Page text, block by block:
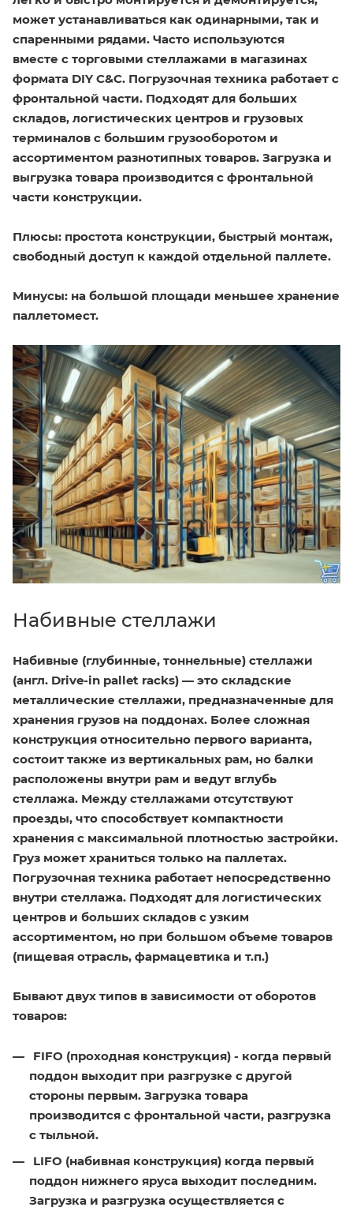
может устанавливаться как одинарными, так и
спаренными рядами. Часто используются
вместе с торговыми стеллажами в магазинах
формата DIY C&C. Погрузочная техника работает с
фронтальной части. Подходят для больших
складов, логистических центров и грузовых
терминалов с большим грузооборотом и
ассортиментом разнотипных товаров. Загрузка и
выгрузка товара производится с фронтальной
части конструкции.
Плюсы: простота конструкции, быстрый монтаж,
свободный доступ к каждой отдельной паллете.
Минусы: на большой площади меньшее хранение
паллетомест.
Набивные стеллажи
Набивные (глубинные, тоннельные) стеллажи
(англ. Drive-in pallet racks) — это складские
металлические стеллажи, предназначенные для
хранения грузов на поддонах. Более сложная
конструкция относительно первого варианта,
состоит также из вертикальных рам, но балки
расположены внутри рам и ведут вглубь
стеллажа. Между стеллажами отсутствуют
проезды, что способствует компактности
хранения с максимальной плотностью застройки.
Груз может храниться только на паллетах.
Погрузочная техника работает непосредственно
внутри стеллажа. Подходят для логистических
центров и больших складов с узким
ассортиментом, но при большом объеме товаров
(пищевая отрасль, фармацевтика и т.п.)
Бывают двух типов в зависимости от оборотов
товаров:
FIFO (проходная конструкция) - когда первый
поддон выходит при разгрузке с другой
стороны первым. Загрузка товара
производится с фронтальной части, разгрузка
с тыльной.
LIFO (набивная конструкция) когда первый
поддон нижнего яруса выходит последним.
Загрузка и разгрузка осуществляется с